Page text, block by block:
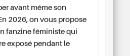
avant même son
2026, on vous propose
fanzine féministe qui
exposé pendant le